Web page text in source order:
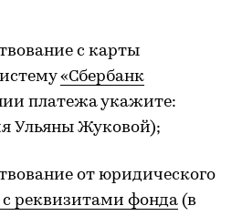
с карты
«Сбербанк
платежа укажите:
Ульяны Жуковой);
от юридического
с реквизитами фонда (в